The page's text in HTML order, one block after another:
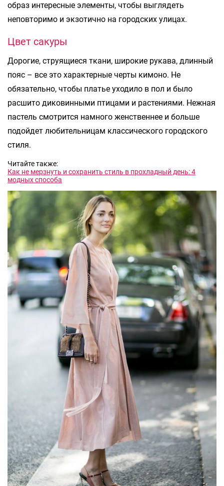
образ интересные элементы, чтобы выглядеть
неповторимо и экзотично на городских улицах.
Цвет сакуры
Дорогие, струящиеся ткани, широкие рукава, длинный
пояс – все это характерные черты кимоно. Не
обязательно, чтобы платье уходило в пол и было
расшито диковинными птицами и растениями. Нежная
пастель смотрится намного женственнее и больше
подойдет любительницам классического городского
стиля.
Читайте также:
Как не мерзнуть и сохранить стиль в прохладный день: 4
модных способа